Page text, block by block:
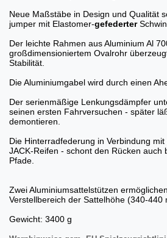
Neue Maßstäbe in Design und Qualität
jumper mit Elastomer-gefederter
Der leichte Rahmen aus Aluminium Al
großdimensioniertem Ovalrohr
Stabilität.
Die Aluminiumgabel wird durch einen
Der serienmäßige Lenkungsdämpfer
seinen ersten Fahrversuchen - später
demontieren.
Die Hinterradfederung in Verbindung
JACK-Reifen - schont den Rücken auch
Pfade.
Zwei Aluminiumsattelstützen
Verstellbereich der Sattelhöhe (340-440
Gewicht: 3400 g